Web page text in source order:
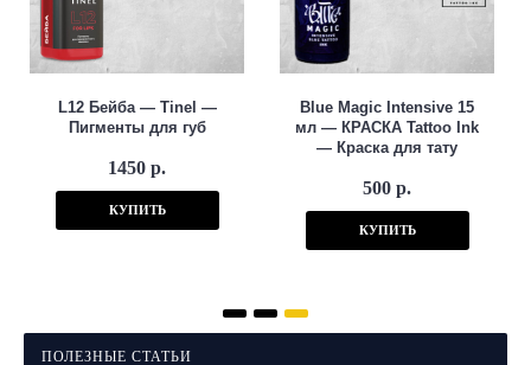
L12 Бейба — Tinel —
Пигменты для губ
1450 р.
КУПИТЬ
Blue Magic Intensive 15
мл — КРАСКА Tattoo Ink
— Краска для тату
500 р.
КУПИТЬ
ПОЛЕЗНЫЕ СТАТЬИ